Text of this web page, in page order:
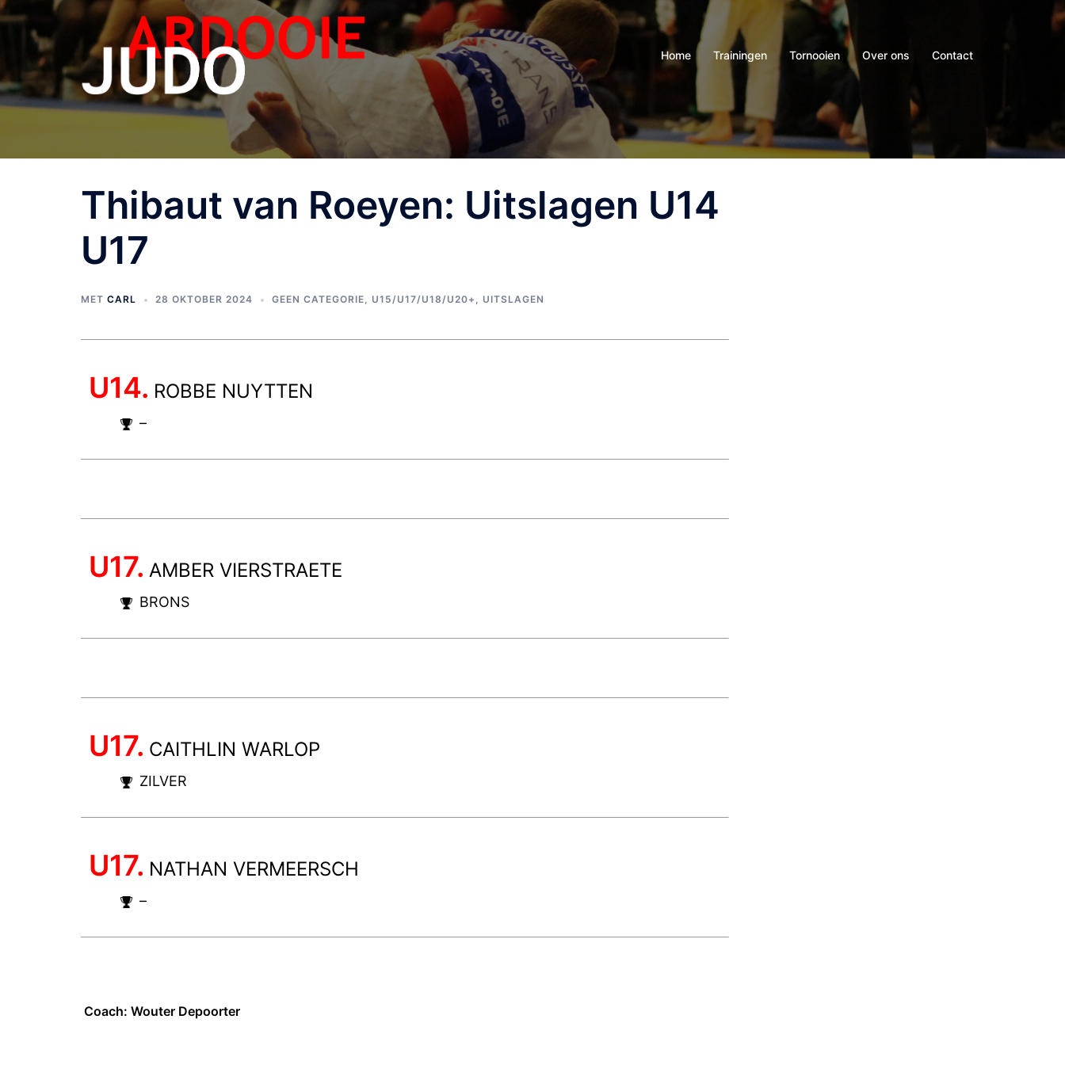
Home Trainingen Tornooien Over ons Contact
Thibaut van Roeyen: Uitslagen U14
U17
MET CARL 28 OKTOBER 2024 GEEN CATEGORIE, U15/U17/U18/U20+ , UITSLAGEN
U14. ROBBE NUYTTEN
–
U17. AMBER VIERSTRAETE
BRONS
U17. CAITHLIN WARLOP
ZILVER
U17. NATHAN VERMEERSCH
–
Coach: Wouter Depoorter